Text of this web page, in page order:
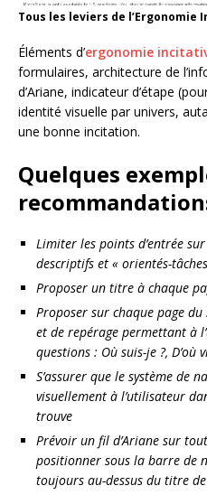
Tous les leviers de l’Ergonomie
Éléments d’ergonomie
formulaires, architecture de
d’Ariane, indicateur d’étape
identité visuelle par univers,
une bonne incitation.
Quelques
Limiter les points d’entrée
descriptifs et « orientés-
Proposer un titre à chaque
Proposer sur chaque page
et de repérage permettant à
questions : Où suis-je ?, D’où
S’assurer que le système de
visuellement à l’utilisateur
trouve
Prévoir un fil d’Ariane sur
positionner sous la barre de
toujours au-dessus du titre